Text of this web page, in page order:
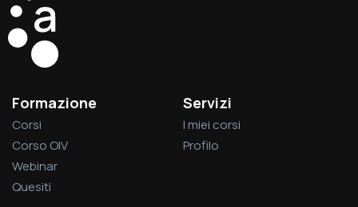
Formazione
Corsi
Corso OIV
Webinar
Quesiti
Servizi
I miei corsi
Profilo